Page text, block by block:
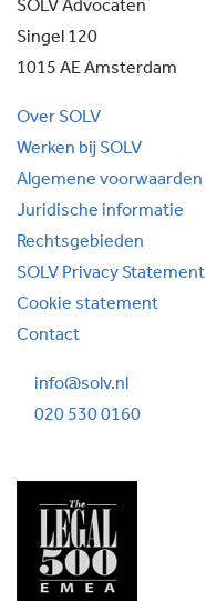
SOLV Advocaten
Singel 120
1015 AE Amsterdam
Over SOLV
Werken bij SOLV
Algemene voorwaarden
Juridische informatie
Rechtsgebieden
SOLV Privacy Statement
Cookie statement
Contact
info@solv.nl
020 530 0160